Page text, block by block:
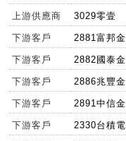
上游供應商 3029零壹
下游客戶 2881富邦金
下游客戶 2882國泰金
下游客戶 2886兆豐金
下游客戶 2891中信金
下游客戶 2330台積電